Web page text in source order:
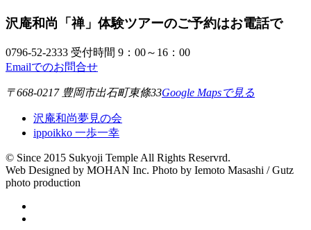
沢庵和尚「禅」体験ツアーのご予約はお電話で
0796-52-2333 受付時間 9：00～16：00
Emailでのお問合せ
〒668-0217 豊岡市出石町東條33Google Mapsで見る
沢庵和尚夢見の会
ippoikko 一歩一幸
© Since 2015 Sukyoji Temple All Rights Reservrd.
Web Designed by MOHAN Inc. Photo by Iemoto Masashi / Gutz
photo production